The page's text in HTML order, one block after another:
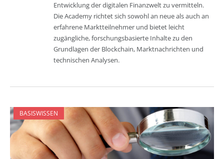
Entwicklung der digitalen Finanzwelt zu vermitteln.
Die Academy richtet sich sowohl an neue als auch an
erfahrene Marktteilnehmer und bietet leicht
zugängliche, forschungsbasierte Inhalte zu den
Grundlagen der Blockchain, Marktnachrichten und
technischen Analysen.
BASISWISSEN